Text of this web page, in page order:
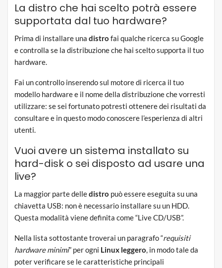
La distro che hai scelto potrà essere
supportata dal tuo hardware?
Prima di installare una distro fai qualche ricerca su Google
e controlla se la distribuzione che hai scelto supporta il tuo
hardware.
Fai un controllo inserendo sul motore di ricerca il tuo
modello hardware e il nome della distribuzione che vorresti
utilizzare: se sei fortunato potresti ottenere dei risultati da
consultare e in questo modo conoscere l’esperienza di altri
utenti.
Vuoi avere un sistema installato su
hard-disk o sei disposto ad usare una
live?
La maggior parte delledistro può essere eseguita su una
chiavetta USB: non è necessario installare su un HDD.
Questa modalità viene definita come “Live CD/USB”.
Nella lista sottostante troverai un paragrafo “requisiti
hardware minimi” per ogni Linux leggero, in modo tale da
poter verificare se le caratteristiche principali